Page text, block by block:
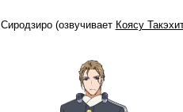
Сиродзиро (озвучивает Коясу